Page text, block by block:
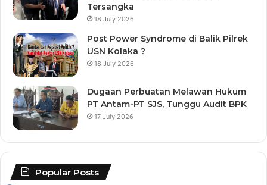
Tersangka
18 July 2026
Post Power Syndrome di Balik Pilrek
USN Kolaka ?
18 July 2026
Dugaan Perbuatan Melawan Hukum
PT Antam-PT SJS, Tunggu Audit BPK
17 July 2026
Popular Posts